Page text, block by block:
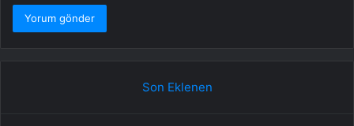
Son Eklenen